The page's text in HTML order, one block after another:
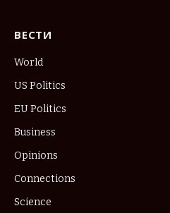
ВЕСТИ
World
US Politics
EU Politics
Business
Opinions
Connections
Science